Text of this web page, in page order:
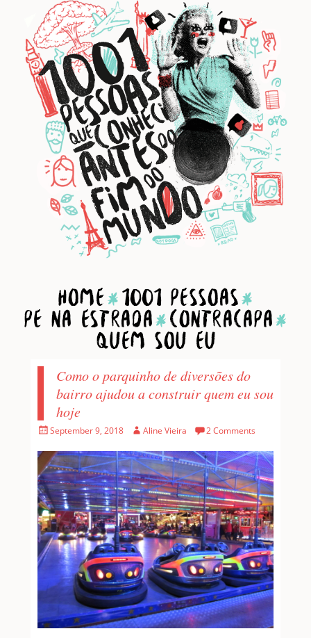
Home
1001 Pessoas
Pé na estrada
Contracapa
Como o parquinho de diversões do
bairro ajudou a construir quem eu sou
hoje
PostedSeptember 9, 2018 Author
Aline Vieira 2 Comments